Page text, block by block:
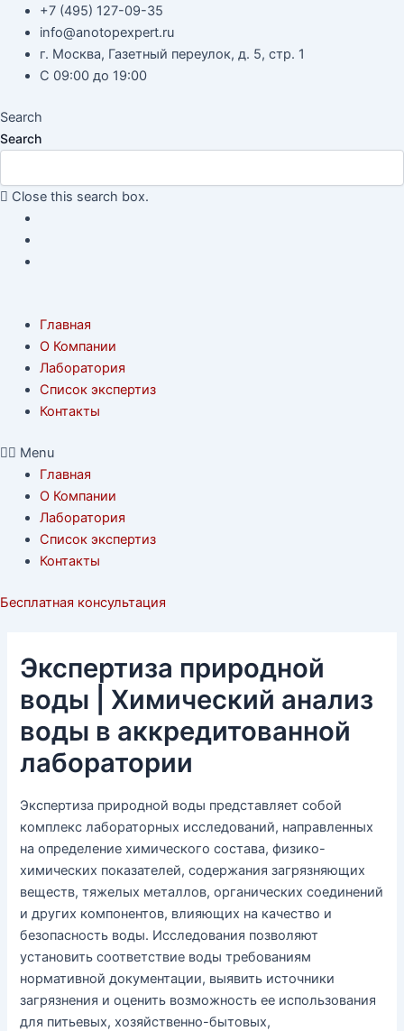
Перейти
содержимому
+7 (495) 127-09-35
info@anotopexpert.ru
г. Москва, Газетный переулок, д. 5, стр. 1
С 09:00 до 19:00
Search
Search
Close this search box.
Главная
О Компании
Лаборатория
Список экспертиз
Контакты
Menu
Главная
О Компании
Лаборатория
Список экспертиз
Контакты
Бесплатная консультация
Экспертиза природной
воды | Химический анализ
воды в аккредитованной
лаборатории
Экспертиза природной воды представляет собой
комплекс лабораторных исследований, направленных
на определение химического состава, физико-
химических показателей, содержания загрязняющих
веществ, тяжелых металлов, органических соединений
и других компонентов, влияющих на качество и
безопасность воды. Исследования позволяют
установить соответствие воды требованиям
нормативной документации, выявить источники
загрязнения и оценить возможность ее использования
для питьевых, хозяйственно-бытовых,
Навигация
записям